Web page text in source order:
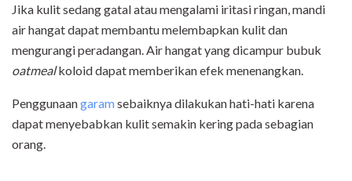
Jika kulit sedang gatal atau mengalami iritasi ringan, mandi
air hangat dapat membantu melembapkan kulit dan
mengurangi peradangan. Air hangat yang dicampur bubuk
oatmealkoloid dapat memberikan efek menenangkan.
Penggunaangaramsebaiknya dilakukan hati-hati karena
dapat menyebabkan kulit semakin kering pada sebagian
orang.